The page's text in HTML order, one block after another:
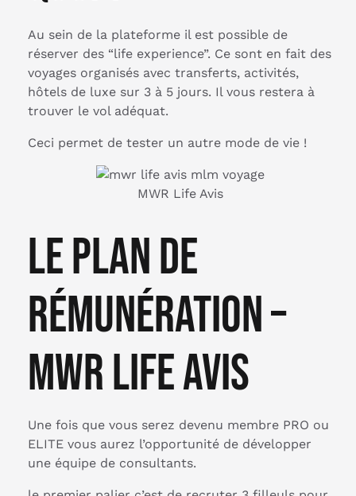
Au sein de la plateforme il est possible de
réserver des “life experience”. Ce sont en fait des
voyages organisés avec transferts, activités,
hôtels de luxe sur 3 à 5 jours. Il vous restera à
trouver le vol adéquat.
Ceci permet de tester un autre mode de vie !
MWR Life Avis
Le plan de
rémunération –
MWR Life Avis
Une fois que vous serez devenu membre PRO ou
ELITE vous aurez l’opportunité de développer
une équipe de consultants.